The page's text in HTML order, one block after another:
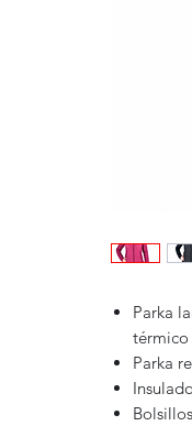
Parka
térmico
Parka